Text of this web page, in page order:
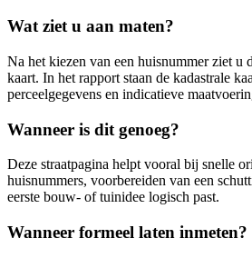
Wat ziet u aan maten?
Na het kiezen van een huisnummer ziet u
kaart. In het rapport staan de kadastrale
perceelgegevens en indicatieve
Wanneer is dit genoeg?
Deze straatpagina helpt vooral bij snelle
huisnummers, voorbereiden van een
eerste bouw- of tuinidee logisch past.
Wanneer formeel laten inmeten?